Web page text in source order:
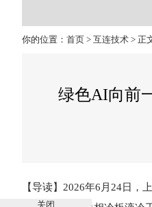
你的位置： 首页 > 互连技术 > 正
绿色AI向前
【导读】2026年6月24日
关闭